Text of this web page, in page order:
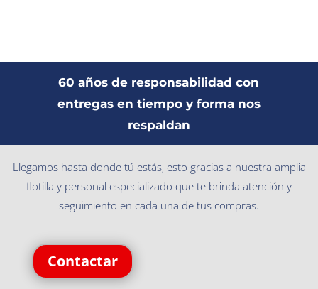
60 años de responsabilidad con
entregas en tiempo y forma nos
respaldan
Llegamos hasta donde tú estás, esto gracias a nuestra amplia
flotilla y personal especializado que te brinda atención y
seguimiento en cada una de tus compras.
Contactar